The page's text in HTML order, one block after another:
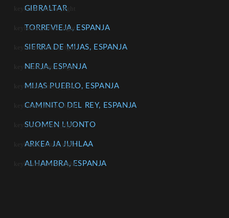
GIBRALTAR
TORREVIEJA, ESPANJA
SIERRA DE MIJAS, ESPANJA
NERJA, ESPANJA
MIJAS PUEBLO, ESPANJA
CAMINITO DEL REY, ESPANJA
SUOMEN LUONTO
ARKEA JA JUHLAA
ALHAMBRA, ESPANJA